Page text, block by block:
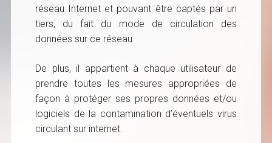
réseau Internet et pouvant être captés par un
tiers, du fait du mode de circulation des
données sur ce réseau.
De plus, il appartient à chaque utilisateur de
prendre toutes les mesures appropriées de
façon à protéger ses propres données et/ou
logiciels de la contamination d’éventuels virus
circulant sur internet.